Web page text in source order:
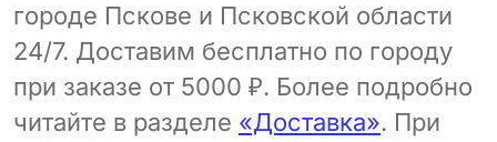
городе Пскове и Псковской области
24/7. Доставим бесплатно по городу
при заказе от 5000 ₽. Более подробно
читайте в разделе «Доставка». При